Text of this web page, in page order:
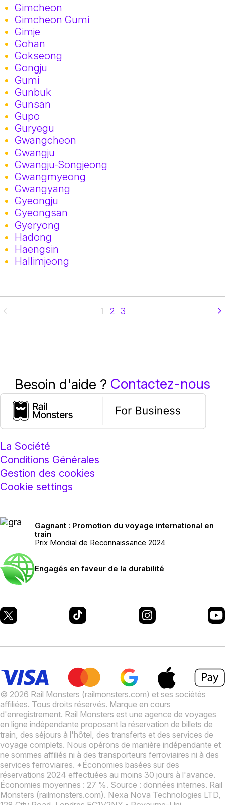
Gimcheon
Gimcheon Gumi
Gimje
Gohan
Gokseong
Gongju
Gumi
Gunbuk
Gunsan
Gupo
Guryegu
Gwangcheon
Gwangju
Gwangju-Songjeong
Gwangmyeong
Gwangyang
Gyeongju
Gyeongsan
Gyeryong
Hadong
Haengsin
Hallimjeong
1 2 3
Besoin d'aide ? Contactez-nous
La Société
Conditions Générales
Gestion des cookies
Cookie settings
Gagnant : Promotion du voyage international en
train
Prix Mondial de Reconnaissance 2024
Engagés en faveur de la durabilité
© 2026 Rail Monsters (railmonsters.com) et ses sociétés
affiliées. Tous droits réservés. Marque en cours
d'enregistrement. Rail Monsters est une agence de voyages
en ligne indépendante proposant la réservation de billets de
train, des séjours à l'hôtel, des transferts et des services de
voyage complets. Nous opérons de manière indépendante et
ne sommes affiliés ni à des transporteurs ferroviaires ni à des
services ferroviaires. *Économies basées sur des
réservations 2024 effectuées au moins 30 jours à l'avance.
Économies moyennes : 27 %. Source : données internes. Rail
Monsters (railmonsters.com). Nexa Nova Technologies LTD,